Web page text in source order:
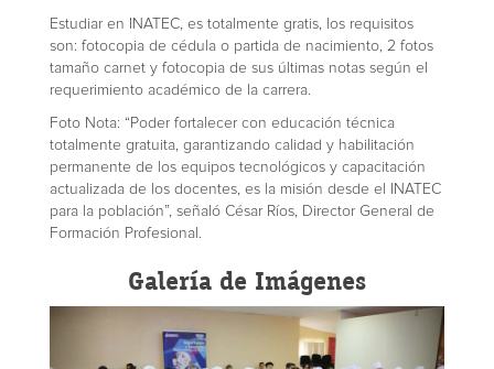
Estudiar en INATEC, es totalmente gratis, los requisitos
son: fotocopia de cédula o partida de nacimiento, 2 fotos
tamaño carnet y fotocopia de sus últimas notas según el
requerimiento académico de la carrera.
Foto Nota: “Poder fortalecer con educación técnica
totalmente gratuita, garantizando calidad y habilitación
permanente de los equipos tecnológicos y capacitación
actualizada de los docentes, es la misión desde el INATEC
para la población”, señaló César Ríos, Director General de
Formación Profesional.
Galería de Imágenes